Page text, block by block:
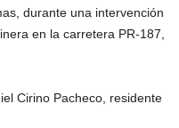
durante una intervención
en la carretera PR-187,
Cirino Pacheco, residente